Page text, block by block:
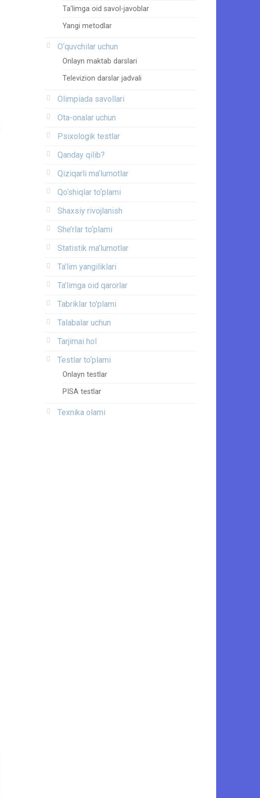
Ta’limga oid savol-javoblar
Yangi metodlar
O‘quvchilar uchun
Onlayn maktab darslari
Televizion darslar jadvali
Olimpiada savollari
Ota-onalar uchun
Psixologik testlar
Qanday qilib?
Qiziqarli ma’lumotlar
Qo‘shiqlar to‘plami
Shaxsiy rivojlanish
She’rlar to‘plami
Statistik ma’lumotlar
Ta’lim yangiliklari
Ta’limga oid qarorlar
Tabriklar to'plami
Talabalar uchun
Tarjimai hol
Testlar to‘plami
Onlayn testlar
PISA testlar
Texnika olami